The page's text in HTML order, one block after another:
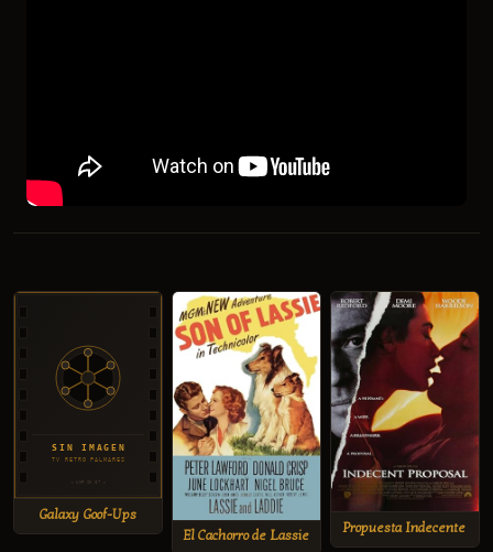
Galaxy Goof-Ups
El Cachorro de Lassie
Propuesta Indecente